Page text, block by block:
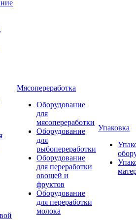
Мясопереработка
Оборудование
для
мясопереработки
Оборудование
для
рыбопереработки
Оборудование
для переработки
овощей и
фруктов
Оборудование
для переработки
молока
Упаковка